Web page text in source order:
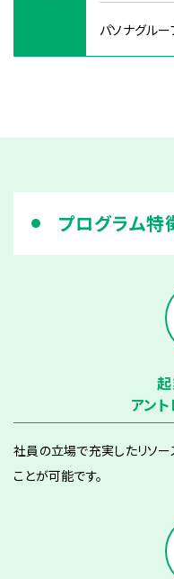
パソナグル
プログラム特
アン
社員の立場で充実したリソ
ことが可能です。